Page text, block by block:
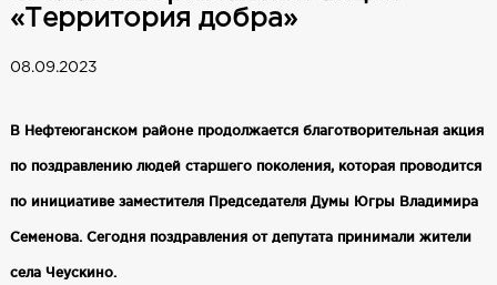
«Территория добра»
08.09.2023
В Нефтеюганском районе продолжается благотворительная акция
по поздравлению людей старшего поколения, которая проводится
по инициативе заместителя Председателя Думы Югры Владимира
Семенова. Сегодня поздравления от депутата принимали жители
села Чеускино.